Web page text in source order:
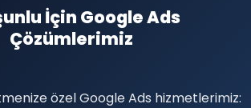
İçin Google Ads
Çözümlerimiz
özel Google Ads hizmetlerimiz: